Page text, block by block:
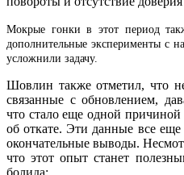
Мокрые гонки в этот период
дополнительные эксперименты с
усложнили задачу.
Шовлин также отметил, что
связанные с обновлением,
что стало еще одной
об откате. Эти данные все еще
окончательные выводы.
что этот опыт станет